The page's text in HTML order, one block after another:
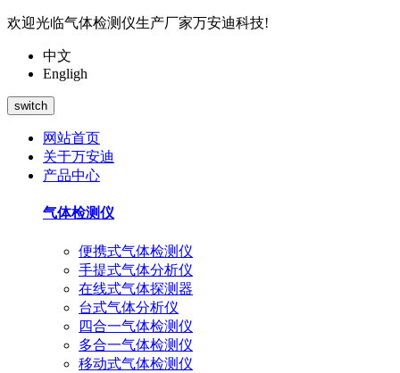
欢迎光临气体检测仪生产厂家万安迪科技!
中文
Engligh
switch
网站首页
关于万安迪
产品中心
气体检测仪
便携式气体检测仪
手提式气体分析仪
在线式气体探测器
台式气体分析仪
四合一气体检测仪
多合一气体检测仪
移动式气体检测仪